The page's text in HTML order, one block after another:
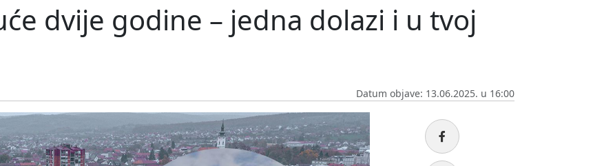
dvije godine – jedna dolazi i u tvoj
Datum objave: 13.06.2025. u 16:00